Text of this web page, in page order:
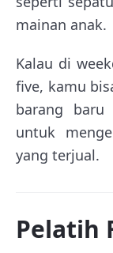
mainan anak.
Kalau di
five, kamu
barang baru
untuk
yang terjual.
Pelatih